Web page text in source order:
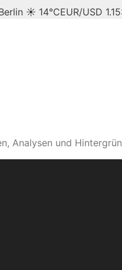
☀ 14°CEUR/USD
Analysen und